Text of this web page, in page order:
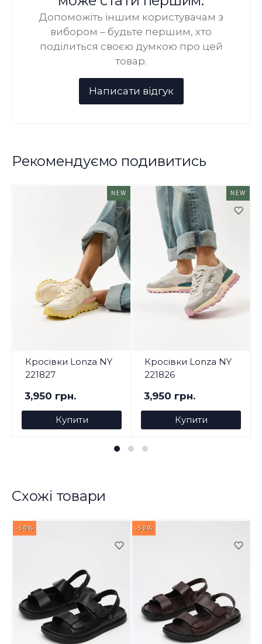
Допоможіть іншим користувачам з
вибором – будьте першим, хто
поділиться своєю думкою про цей
товар.
Рекомендуємо подивитись
NEW
Кросівки Lonza NY
221827
3,950 грн.
Купити
NEW
Кросівки Lonza NY
221826
3,950 грн.
Купити
Схожі товари
-50% -50%